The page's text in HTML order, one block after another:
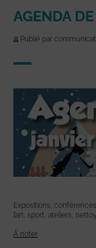
AGENDA DE
Publié par
Expositions,
l’art, sport, ateliers,
À noter